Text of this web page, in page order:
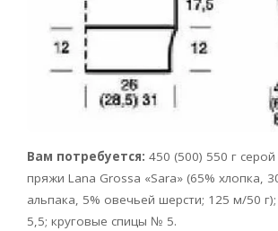
Вам потребуется: 450 (500) 550 г
пряжи Lana Grossa «Sara» (65% хлопка,
альпака, 5% овечьей шерсти; 125 м/50
5,5; круговые спицы № 5.